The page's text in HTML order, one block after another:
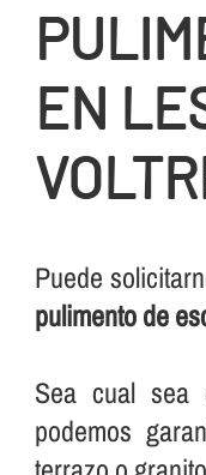
EN
Puede
pulimento de
Sea cual sea
podemos